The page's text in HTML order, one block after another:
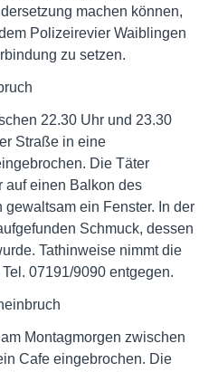
machen können,
Polizeirevier Waiblingen
zu setzen.
22.30 Uhr und 23.30
Straße in eine
Die Täter
auf einen Balkon des
ein Fenster. In der
Schmuck, dessen
Tathinweise nimmt die
07191/9090 entgegen.
Montagmorgen zwischen
Cafe eingebrochen. Die